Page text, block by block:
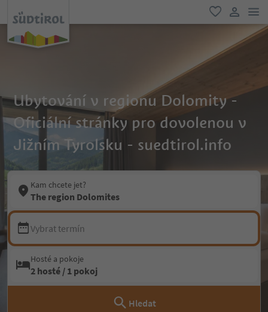
oblíbené
Ubytování v regionu Dolomity -
Oficiální stránky pro dovolenou v
Jižním Tyrolsku - suedtirol.info
Kam chcete jet?
The region Dolomites
Vybrat termín
Hosté a pokoje
2 hosté / 1 pokoj
Hledat